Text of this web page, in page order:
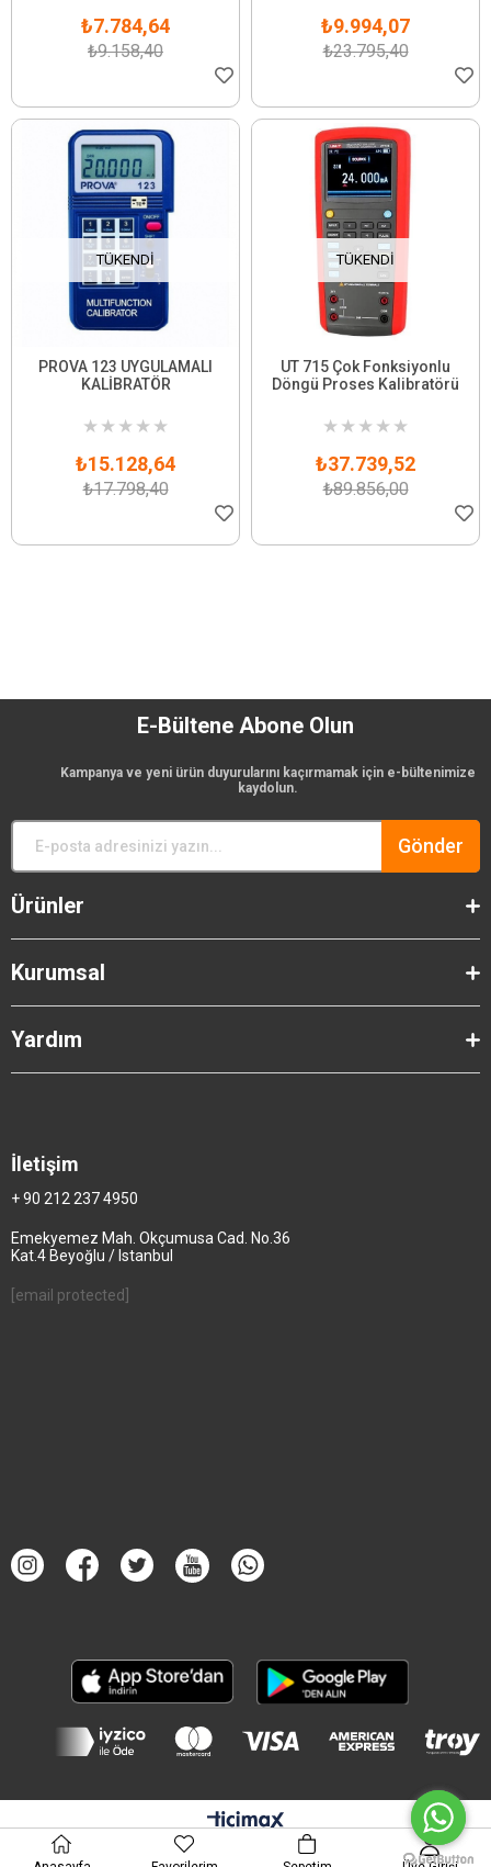
₺7.784,64
₺9.158,40
₺9.994,07
₺23.795,40
TÜKENDI
PROVA 123 UYGULAMALI
KALİBRATÖR
★ ★ ★ ★ ★
₺15.128,64
₺17.798,40
TÜKENDI
UT 715 Çok Fonksiyonlu
Döngü Proses Kalibratörü
★ ★ ★ ★ ★
₺37.739,52
₺89.856,00
E-Bültene Abone Olun
Kampanya ve yeni ürün duyurularını kaçırmamak için e-bültenimize
kaydolun.
Gönder
Ürünler
Kurumsal
Yardım
İletişim
+ 90 212 237 4950
Emekyemez Mah. Okçumusa Cad. No.36
Kat.4 Beyoğlu / Istanbul
[email protected]